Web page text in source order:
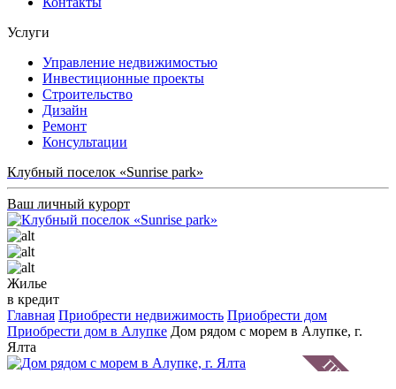
Услуги
Управление недвижимостью
Инвестиционные проекты
Строительство
Дизайн
Ремонт
Консультации
Клубный поселок «Sunrise park»
Ваш личный курорт
Жилье
в кредит
Главная Приобрести недвижимость Приобрести дом
Приобрести дом в Алупке Дом рядом с морем в Алупке, г.
Ялта